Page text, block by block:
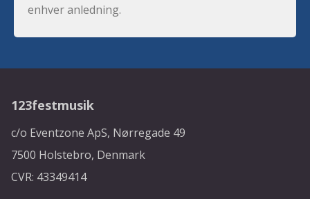
enhver anledning.
123festmusik
c/o Eventzone ApS, Nørregade 49
7500 Holstebro, Denmark
CVR: 43349414